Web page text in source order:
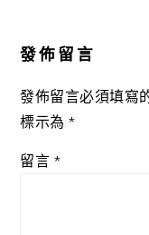
發佈留言
發佈留言必須填寫
標示為*
留言 *